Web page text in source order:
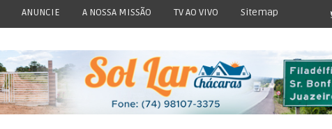
ANUNCIE A NOSSA MISSÃO TV AO VIVO Sitemap